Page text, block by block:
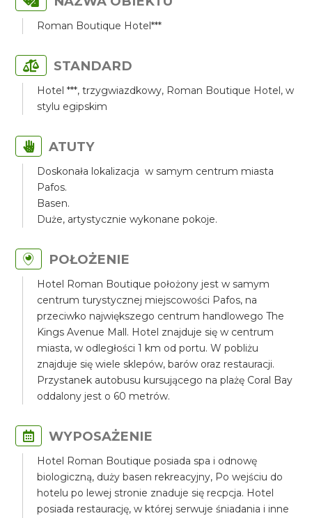
Roman Boutique Hotel***
STANDARD
Hotel ***, trzygwiazdkowy, Roman Boutique Hotel, w
stylu egipskim
ATUTY
Doskonała lokalizacja w samym centrum miasta
Pafos.
Basen.
Duże, artystycznie wykonane pokoje.
POŁOŻENIE
Hotel Roman Boutique położony jest w samym
centrum turystycznej miejscowości Pafos, na
przeciwko największego centrum handlowego The
Kings Avenue Mall. Hotel znajduje się w centrum
miasta, w odległości 1 km od portu. W pobliżu
znajduje się wiele sklepów, barów oraz restauracji.
Przystanek autobusu kursującego na plażę Coral Bay
oddalony jest o 60 metrów.
WYPOSAŻENIE
Hotel Roman Boutique posiada spa i odnowę
biologiczną, duży basen rekreacyjny, Po wejściu do
hotelu po lewej stronie znaduje się recpcja. Hotel
posiada restaurację, w której serwuje śniadania i inne